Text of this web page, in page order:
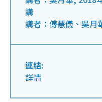
講
講者：傅慧儀、吳月
連結:
詳情